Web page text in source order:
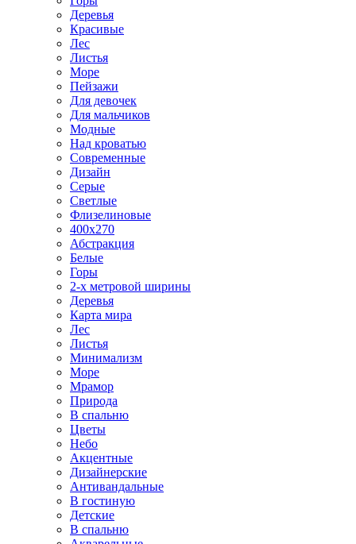
Деревья
Красивые
Лес
Листья
Море
Пейзажи
Для девочек
Для мальчиков
Модные
Над кроватью
Современные
Дизайн
Серые
Светлые
Флизелиновые
400х270
Абстракция
Белые
Горы
2-х метровой ширины
Деревья
Карта мира
Лес
Листья
Минимализм
Море
Мрамор
Природа
В спальню
Цветы
Небо
Акцентные
Дизайнерские
Антивандальные
В гостиную
Детские
В спальню